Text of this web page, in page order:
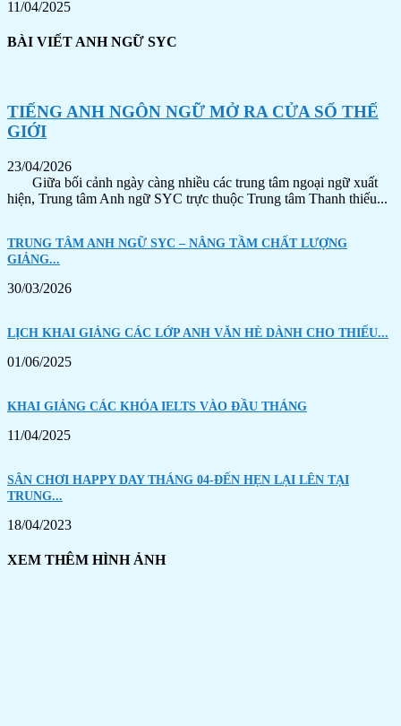
11/04/2025
BÀI VIẾT ANH NGỮ SYC
TIẾNG ANH NGÔN NGỮ MỞ RA CỬA SỔ THẾ
GIỚI
23/04/2026
Giữa bối cảnh ngày càng nhiều các trung tâm ngoại ngữ xuất
hiện, Trung tâm Anh ngữ SYC trực thuộc Trung tâm Thanh thiếu...
TRUNG TÂM ANH NGỮ SYC – NÂNG TẦM CHẤT LƯỢNG
GIẢNG...
30/03/2026
LỊCH KHAI GIẢNG CÁC LỚP ANH VĂN HÈ DÀNH CHO THIẾU...
01/06/2025
KHAI GIẢNG CÁC KHÓA IELTS VÀO ĐẦU THÁNG
11/04/2025
SÂN CHƠI HAPPY DAY THÁNG 04-ĐẾN HẸN LẠI LÊN TẠI
TRUNG...
18/04/2023
XEM THÊM HÌNH ẢNH